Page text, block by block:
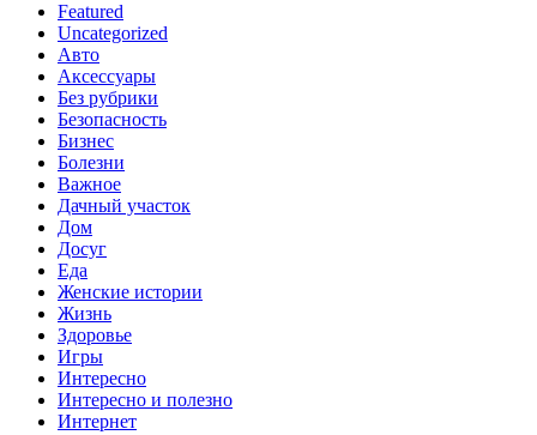
Featured
Uncategorized
Авто
Аксессуары
Без рубрики
Безопасность
Бизнес
Болезни
Важное
Дачный участок
Дом
Досуг
Еда
Женские истории
Жизнь
Здоровье
Игры
Интересно
Интересно и полезно
Интернет